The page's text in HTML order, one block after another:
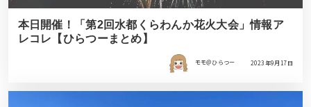
本日開催！「第2回水都くらわんか花火大会」情報ア
レコレ【ひらつーまとめ】
モモ＠ひらつー 2023年9月17日